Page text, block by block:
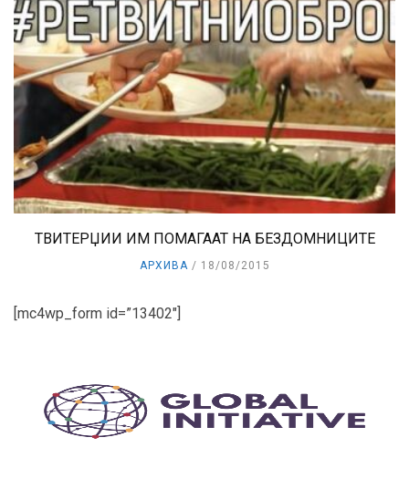
ТВИТЕРЏИИ ИМ ПОМАГААТ НА БЕЗДОМНИЦИТЕ
АРХИВА 18/08/2015
[mc4wp_form id=”13402″]